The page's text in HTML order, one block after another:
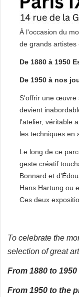
À l'occasion du
de grands artistes
De 1880 à 1950
De 1950 à nos
S'offrir une œuvre
devient
l'atelier, véritable
les techniques en
Le long de ce
geste créatif
Bonnard et
Hans Hartung ou
Ces deux
To celebrate the
selection of great
From 1880 to
From 1950 to the